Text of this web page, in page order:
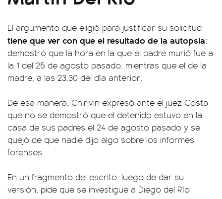
El argumento que eligió para justificar su solicitud
tiene que ver con que el resultado de la autopsia:
demostró que la hora en la que el padre murió fue a
la 1 del 25 de agosto pasado, mientras que el de la
madre, a las 23.30 del día anterior.
De esa manera, Chirivin expresó ante el juez Costa
que no se demostró que el detenido estuvo en la
casa de sus padres el 24 de agosto pasado y se
quejó de que nadie dijo algo sobre los informes
forenses.
En un fragmento del escrito, luego de dar su
versión, pide que se investigue a Diego del Río